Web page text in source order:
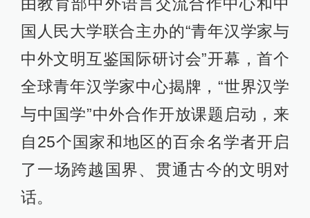
由教育部中外语言交流合作中心和中
国人民大学联合主办的“青年汉学家与
中外文明互鉴国际研讨会”开幕，首个
全球青年汉学家中心揭牌，“世界汉学
与中国学”中外合作开放课题启动，来
自25个国家和地区的百余名学者开启
了一场跨越国界、贯通古今的文明对
话。